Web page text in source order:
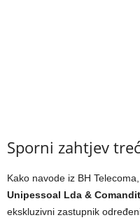
Sporni zahtjev
Kako navode iz BH
Unipessoal Lda &
ekskluzivni zastupnik